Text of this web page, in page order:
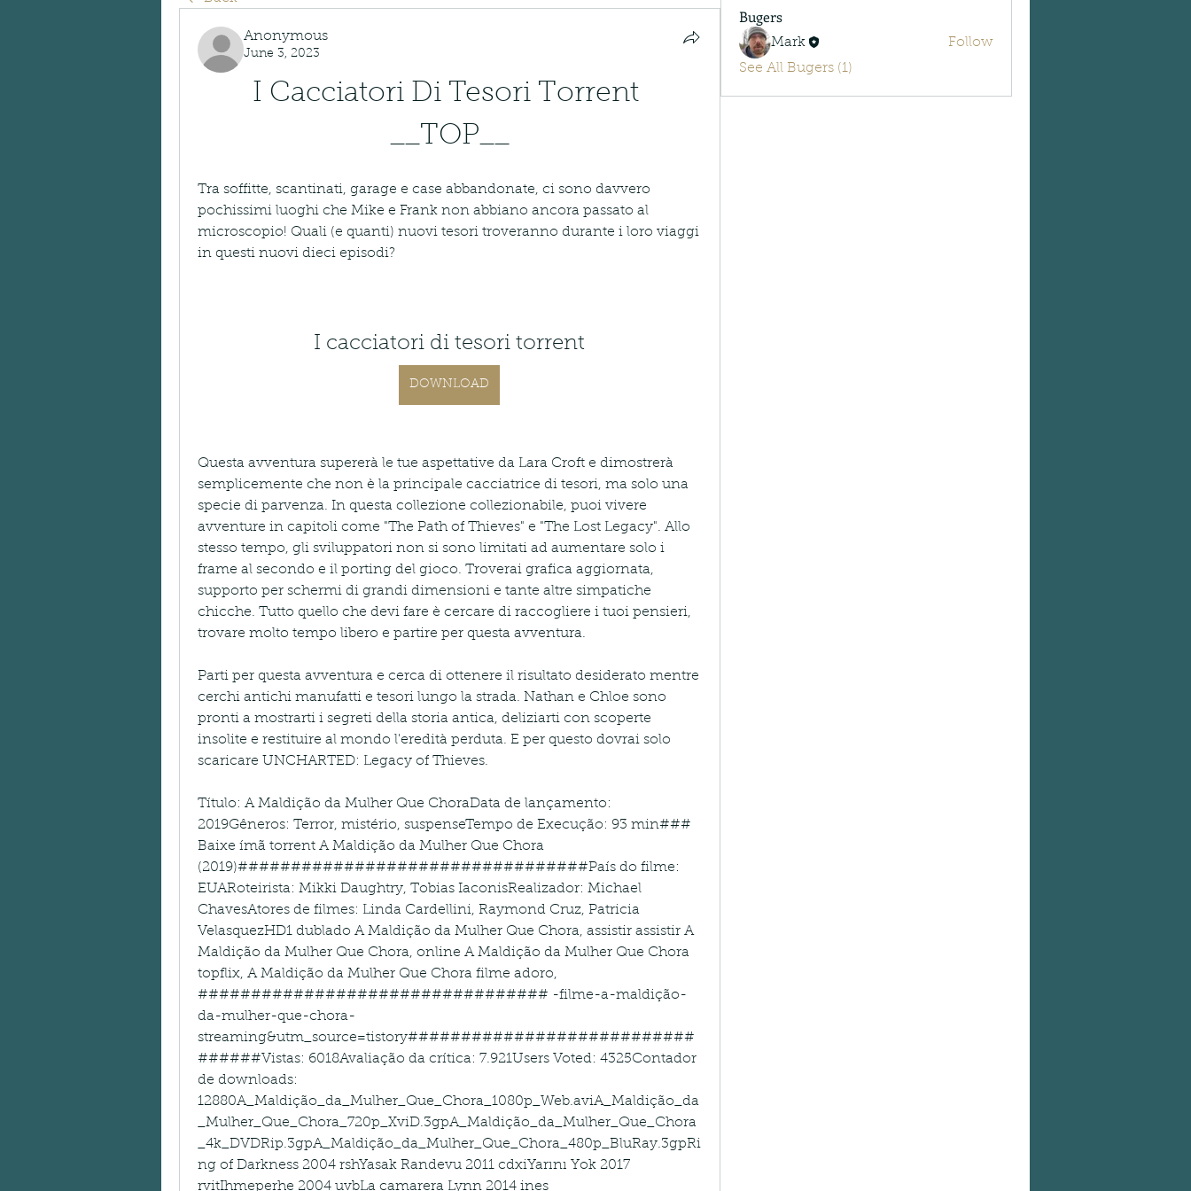
Anonymous
June 3, 2023
I Cacciatori Di Tesori Torrent
__TOP__
Tra soffitte, scantinati, garage e case abbandonate, ci sono davvero
pochissimi luoghi che Mike e Frank non abbiano ancora passato al
microscopio! Quali (e quanti) nuovi tesori troveranno durante i loro viaggi
in questi nuovi dieci episodi?
I cacciatori di tesori torrent
DOWNLOAD
Questa avventura supererà le tue aspettative da Lara Croft e dimostrerà
semplicemente che non è la principale cacciatrice di tesori, ma solo una
specie di parvenza. In questa collezione collezionabile, puoi vivere
avventure in capitoli come "The Path of Thieves" e "The Lost Legacy". Allo
stesso tempo, gli sviluppatori non si sono limitati ad aumentare solo i
frame al secondo e il porting del gioco. Troverai grafica aggiornata,
supporto per schermi di grandi dimensioni e tante altre simpatiche
chicche. Tutto quello che devi fare è cercare di raccogliere i tuoi pensieri,
trovare molto tempo libero e partire per questa avventura.
Parti per questa avventura e cerca di ottenere il risultato desiderato mentre
cerchi antichi manufatti e tesori lungo la strada. Nathan e Chloe sono
pronti a mostrarti i segreti della storia antica, deliziarti con scoperte
insolite e restituire al mondo l'eredità perduta. E per questo dovrai solo
scaricare UNCHARTED: Legacy of Thieves.
Título: A Maldição da Mulher Que ChoraData de lançamento:
2019Gêneros: Terror, mistério, suspenseTempo de Execução: 93 min###
Baixe ímã torrent A Maldição da Mulher Que Chora
(2019)#################################País do filme:
EUARoteirista: Mikki Daughtry, Tobias IaconisRealizador: Michael
ChavesAtores de filmes: Linda Cardellini, Raymond Cruz, Patricia
VelasquezHD1 dublado A Maldição da Mulher Que Chora, assistir assistir A
Maldição da Mulher Que Chora, online A Maldição da Mulher Que Chora
topflix, A Maldição da Mulher Que Chora filme adoro,
################################# -filme-a-maldição-
da-mulher-que-chora-
streaming&utm_source=tistory###########################
######Vistas: 6018Avaliação da crítica: 7.921Users Voted: 4325Contador
de downloads:
12880A_Maldição_da_Mulher_Que_Chora_1080p_Web.aviA_Maldição_da
_Mulher_Que_Chora_720p_XviD.3gpA_Maldição_da_Mulher_Que_Chora
_4k_DVDRip.3gpA_Maldição_da_Mulher_Que_Chora_480p_BluRay.3gpRi
ng of Darkness 2004 rshYasak Randevu 2011 cdxiYarını Yok 2017
rvitIhmeperhe 2004 uvbLa camarera Lynn 2014 ines
Bugers
Mark
Follow
See All Bugers (1)